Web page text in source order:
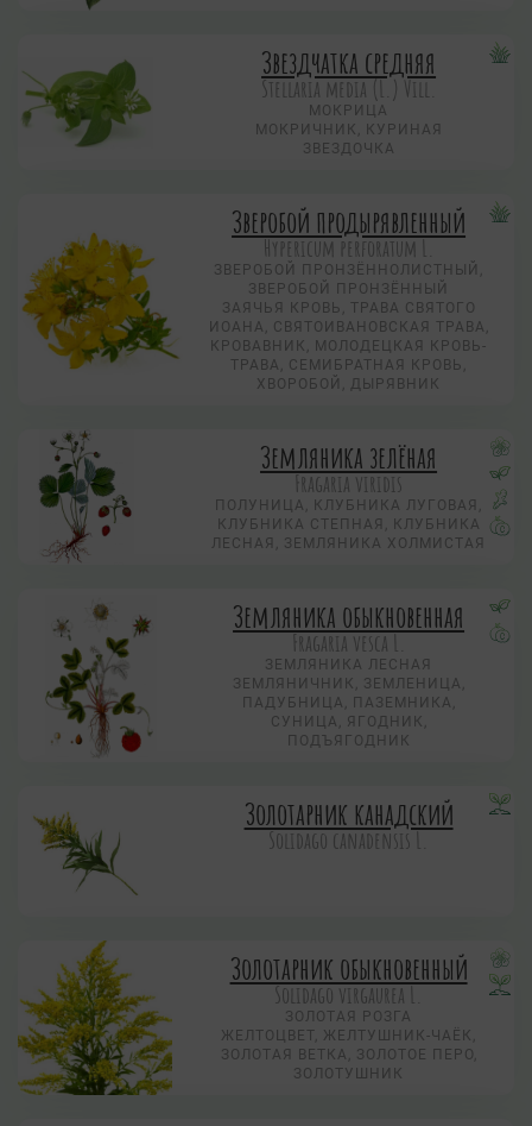
Звездчатка средняя
Stellaria media (L.) Vill.
МОКРИЦА
МОКРИЧНИК, КУРИНАЯ
ЗВЕЗДОЧКА
Зверобой продырявленный
Hypericum perforatum L.
ЗВЕРОБОЙ ПРОНЗЁННОЛИСТНЫЙ,
ЗВЕРОБОЙ ПРОНЗЁННЫЙ
ЗАЯЧЬЯ КРОВЬ, ТРАВА СВЯТОГО
ИОАНА, СВЯТОИВАНОВСКАЯ ТРАВА,
КРОВАВНИК, МОЛОДЕЦКАЯ КРОВЬ-
ТРАВА, СЕМИБРАТНАЯ КРОВЬ,
ХВОРОБОЙ, ДЫРЯВНИК
Земляника зелёная
Fragaria viridis
ПОЛУНИЦА, КЛУБНИКА ЛУГОВАЯ,
КЛУБНИКА СТЕПНАЯ, КЛУБНИКА
ЛЕСНАЯ, ЗЕМЛЯНИКА ХОЛМИСТАЯ
Земляника обыкновенная
Fragaria vesca L.
ЗЕМЛЯНИКА ЛЕСНАЯ
ЗЕМЛЯНИЧНИК, ЗЕМЛЕНИЦА,
ПАДУБНИЦА, ПАЗЕМНИКА,
СУНИЦА, ЯГОДНИК,
ПОДЪЯГОДНИК
Золотарник канадский
Solidago canadensis L.
Золотарник обыкновенный
Solidago virgaurea L.
ЗОЛОТАЯ РОЗГА
ЖЕЛТОЦВЕТ, ЖЕЛТУШНИК-ЧАЁК,
ЗОЛОТАЯ ВЕТКА, ЗОЛОТОЕ ПЕРО,
ЗОЛОТУШНИК